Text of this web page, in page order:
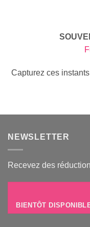
Capturez ces
NEWSLETTER
Recevez des
BIENTÔT